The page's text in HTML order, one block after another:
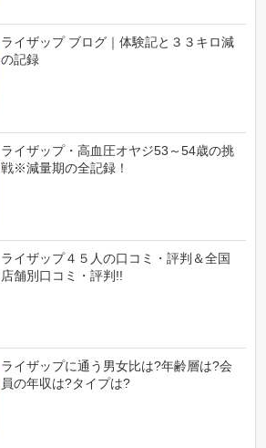
ライザップ ブログ｜体験記と３３キロ減
の記録
ライザップ・高血圧オヤジ53～54歳の挑
戦※減量期の全記録！
ライザップ４５人の口コミ・評判＆全国
店舗別口コミ・評判!!
ライザップに通う男女比は?年齢層は?会
員の年収は?タイプは?